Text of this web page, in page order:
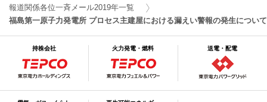
報道関係各位一斉メール2019年一覧
福島第一原子力発電所 プロセス主建屋における漏えい警報の発生について
持株会社 火力発電・燃料 送電・配電